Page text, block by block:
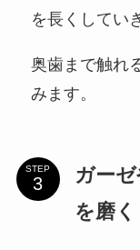
を長くしてい
奥歯まで触れ
みます。
STEP
ガー
を磨く